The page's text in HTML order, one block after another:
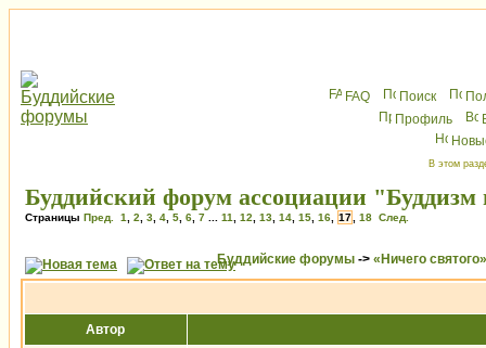
FAQ Поиск
Профиль
В этом
Буддийский форум ассоциации "Буддизм
Страницы Пред. 1 2 3 4 5 6 7 11 12 13 14 15 16 17 18 След.
Буддийские форумы -> «Ничего святого»
Автор